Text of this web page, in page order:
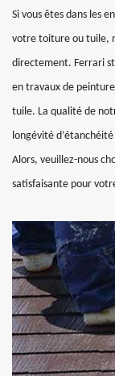
Si vous êtes dans les
votre toiture ou tuile,
directement. Ferrari
en travaux de
tuile. La qualité de
longévité
Alors, veuillez-nous
satisfaisante pour